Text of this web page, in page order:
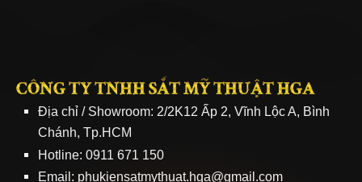
CÔNG TY TNHH SẮT MỸ THUẬT HGA
Địa chỉ / Showroom: 2/2K12 Ấp 2, Vĩnh Lộc A, Bình
Chánh, Tp.HCM
Hotline: 0911 671 150
Email: phukiensatmythuat.hga@gmail.com